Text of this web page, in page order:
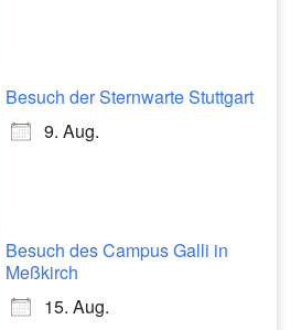
Besuch der Sternwarte Stuttgart
9. Aug.
Besuch des Campus Galli in
Meßkirch
15. Aug.